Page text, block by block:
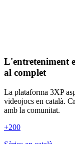
L'entreteniment
al complet
La plataforma 3XP
videojocs en català.
amb la comunitat.
+200